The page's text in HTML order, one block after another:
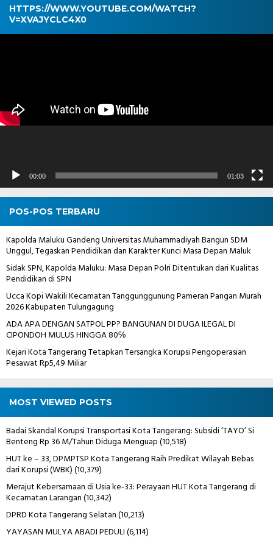
HTTPS://WWW.YOUTUBE.COM/WATCH?
V=XVAJYCLC4X0
Pemutar
00:00 01:03
POS-POS TERBARU
Kapolda Maluku Gandeng Universitas Muhammadiyah Bangun SDM
Unggul, Tegaskan Pendidikan dan Karakter Kunci Masa Depan Maluk
Sidak SPN, Kapolda Maluku: Masa Depan Polri Ditentukan dari Kualitas
Pendidikan di SPN
Ucca Kopi Wakili Kecamatan Tanggunggunung Pameran Pangan Murah
2026 Kabupaten Tulungagung
ADA APA DENGAN SATPOL PP? BANGUNAN DI DUGA ILEGAL DI
CIPONDOH MULUS HINGGA 80℅
Kejari Kota Tangerang Tetapkan Tersangka Korupsi Pengoperasian
Pesawat Rp5,49 Miliar
MOST VIEWED POSTS
Badai Skandal Korupsi Transportasi Kota Tangerang: Subsidi ‘TAYO’ Si
Benteng Rp 36 M/Tahun Diduga Menguap(10,518)
HUT ke – 33, DPMPTSP Kota Tangerang Raih Predikat Wilayah Bebas
dari Korupsi (WBK)(10,379)
Merajut Kebersamaan di Usia ke-33: Perayaan HUT Kota Tangerang di
Kecamatan Larangan(10,342)
DPRD Kota Tangerang Selatan(10,213)
YAYASAN MULYA ABADI PEDULI(6,114)